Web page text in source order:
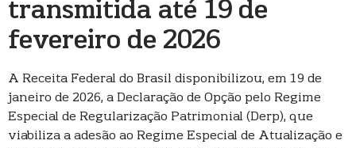
transmitida até 19 de
fevereiro de 2026
A Receita Federal do Brasil disponibilizou, em 19 de
janeiro de 2026, a Declaração de Opção pelo Regime
Especial de Regularização Patrimonial (Derp), que
viabiliza a adesão ao Regime Especial de Atualização e